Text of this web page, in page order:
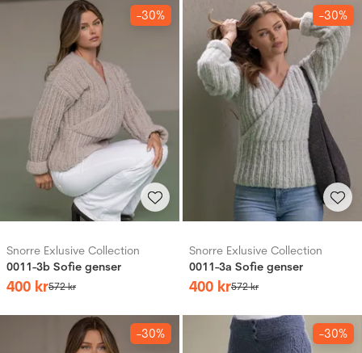
-30%
Snorre Exlusive Collection
0011-3b Sofie genser
400 kr572kr
-30%
Snorre Exlusive Collection
0011-3a Sofie genser
400 kr572kr
-30% -30%